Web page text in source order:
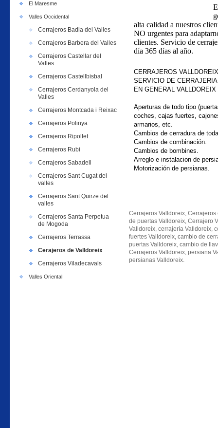
El Maresme
Valles Occidental
Cerrajeros Badia del Valles
Cerrajeros Barbera del Valles
Cerrajeros Castellar del
Valles
Cerrajeros Castellbisbal
Cerrajeros Cerdanyola del
Valles
Cerrajeros Montcada i Reixac
Cerrajeros Polinya
Cerrajeros Ripollet
Cerrajeros Rubi
Cerrajeros Sabadell
Cerrajeros Sant Cugat del
valles
Cerrajeros Sant Quirze del
valles
Cerrajeros Santa Perpetua
de Mogoda
Cerrajeros Terrassa
Cerajeros de Valldoreix
Cerrajeros Viladecavals
Valles Oriental
alta calidad a nuestros
NO urgentes para
clientes. Servicio de
día 365 días al año.
CERRAJEROS
SERVICIO DE CERRAJERIA
EN GENERAL VALLDOREIX
Aperturas de todo tipo
coches, cajas fuertes,
armarios, etc.
Cambios de cerradura de
Cambios de combinación.
Cambios de bombines.
Arreglo e instalacion de
Motorización de persianas.
Cerrajeros Valldoreix,
de puertas Valldoreix, Cerrajero
Valldoreix, cerrajería Valldoreix,
fuertes Valldoreix, cambio de
puertas Valldoreix, cambio de
Cerrajeros Valldoreix, persiana
persianas Valldoreix.